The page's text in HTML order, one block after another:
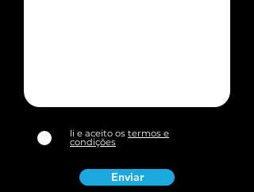
li e aceito os termos e
condições
Enviar